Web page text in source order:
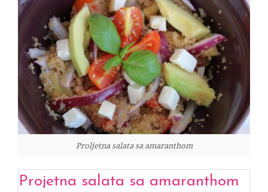
Proljetna salata sa amaranthom
Projetna salata sa amaranthom